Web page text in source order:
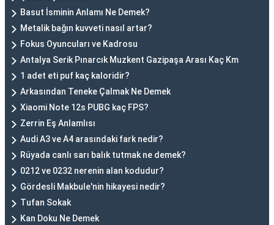
Basut İsminin Anlamı Ne Demek?
Metalik bağın kuvveti nasıl artar?
Fokus Oyuncuları ve Kadrosu
Antalya Serik Pınarcık Muzkent Gazipaşa Arası Kaç Km
1 adet eti puf kaç kaloridir?
Arkasından Teneke Çalmak Ne Demek
Xiaomi Note 12s PUBG kaç FPS?
Zerrin Eş Anlamlısı
Audi A3 ve A4 arasındaki fark nedir?
Rüyada canlı sarı balık tutmak ne demek?
0212 ve 0232 nerenin alan kodudur?
Gördesli Makbule'nin hikayesi nedir?
Tufan Sokak
Kan Doku Ne Demek